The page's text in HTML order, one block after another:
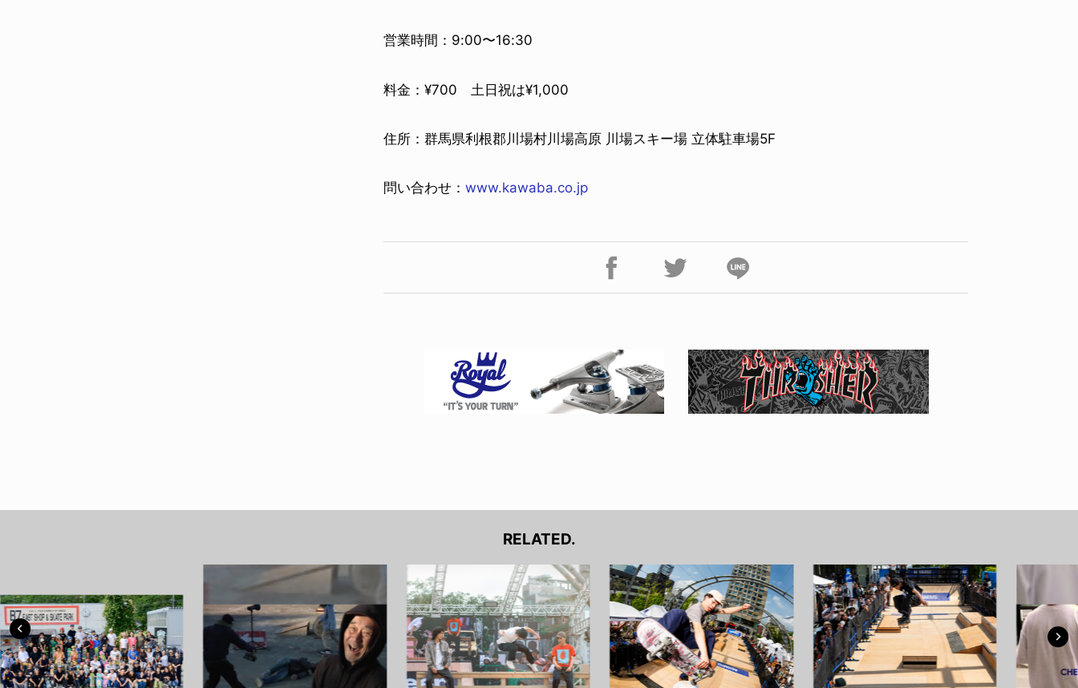
営業時間：9:00〜16:30
料金：¥700 土日祝は¥1,000
住所：群馬県利根郡川場村川場高原 川場スキー場 立体駐車場5F
問い合わせ： www.kawaba.co.jp
RELATED.